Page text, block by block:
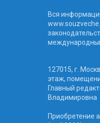
Вся
127015, г.
этаж,
Главный
Владимировна
Приобретение